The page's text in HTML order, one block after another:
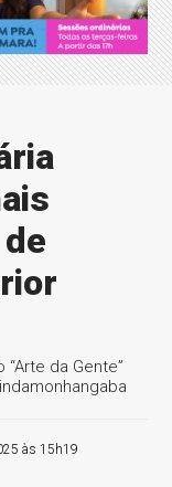
da Gente”
às 15h19